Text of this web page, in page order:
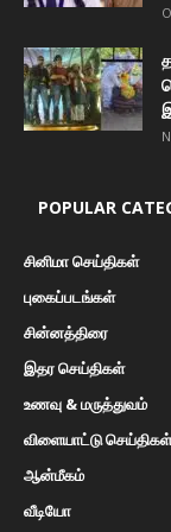
POPULAR
சினிமா செய்திகள்
புகைப்படங்கள்
சின்னத்திரை
இதர செய்திகள்
உணவு & மருத்துவம்
விளையாட்டு செய்திகள்
ஆன்மீகம்
வீடியோ